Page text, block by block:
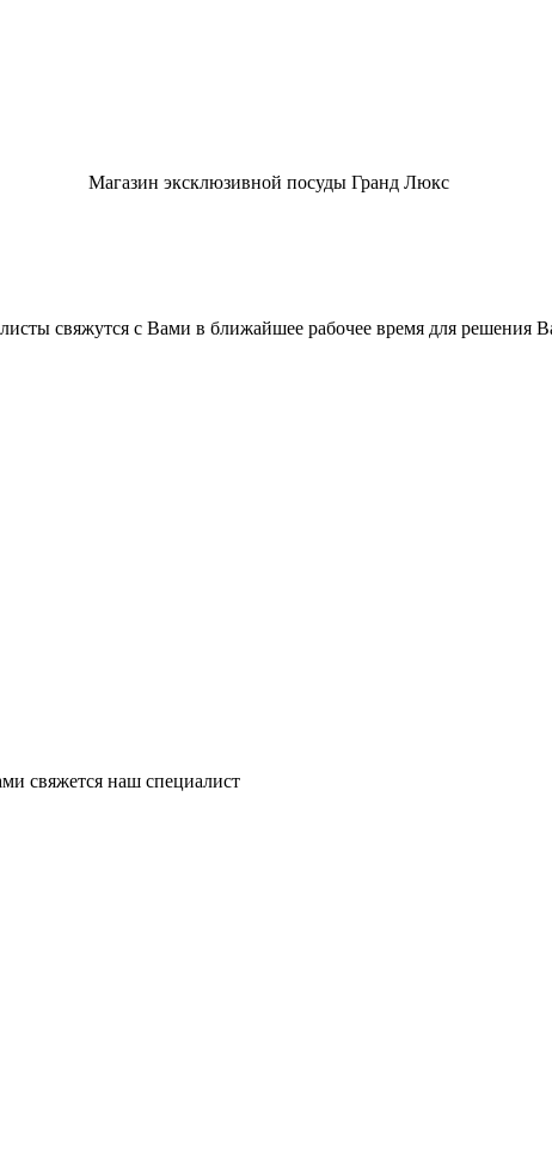
Магазин эксклюзивной посуды Гранд Люкс
свяжутся с Вами в ближайшее рабочее время для решения
свяжется наш специалист